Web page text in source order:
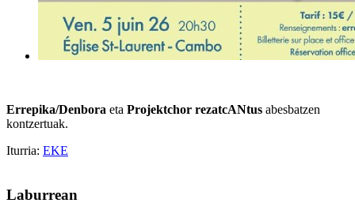
Errepika/Denbora eta Projektchor rezatcANtus abesbatzen
kontzertuak.
Iturria: EKE
Laburrean